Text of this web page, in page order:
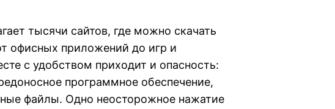
тысячи сайтов, где можно скачать
офисных приложений до игр и
с удобством приходит и опасность:
программное обеспечение,
файлы. Одно неосторожное нажатие